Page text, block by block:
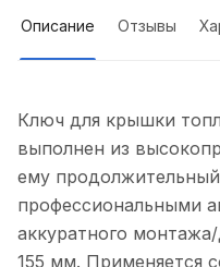
Описание Отзывы
Ключ для крышки
выполнен из
ему
профессиональными
аккуратного
155 мм. Применяется